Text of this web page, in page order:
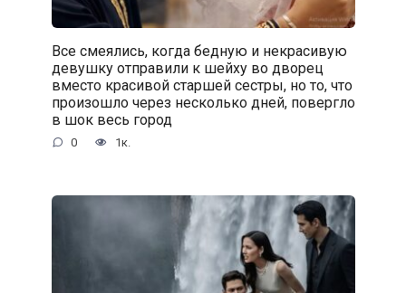
Все смеялись, когда бедную и некрасивую
девушку отправили к шейху во дворец
вместо красивой старшей сестры, но то, что
произошло через несколько дней, повергло
в шок весь город
0 1к.